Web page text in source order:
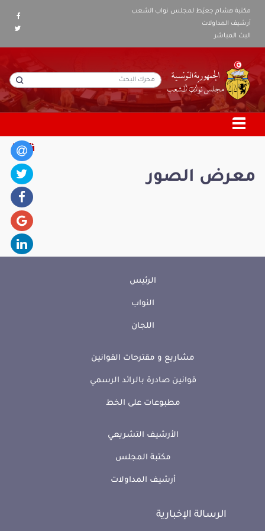
مكتبة هشام جعيّط لمجلس نواب الشعب
أرشيف المداولات
البث المباشر
معرض الصور
الرئيس
النواب
اللجان
مشاريع و مقترحات القوانين
قوانين صادرة بالرائد الرسمي
مطبوعات على الخط
الأرشيف التشريعي
مكتبة المجلس
أرشيف المداولات
الرسالة الإخبارية